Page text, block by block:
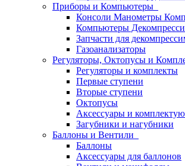
Приборы и Компьютеры
Консоли Манометры
Компьютеры
Запчасти для
Газоанализаторы
Регуляторы, Октопусы и
Регуляторы и комплекты
Первые ступени
Вторые ступени
Октопусы
Аксессуары и
Загубники и нагубники
Баллоны и Вентили
Баллоны
Аксессуары для баллонов